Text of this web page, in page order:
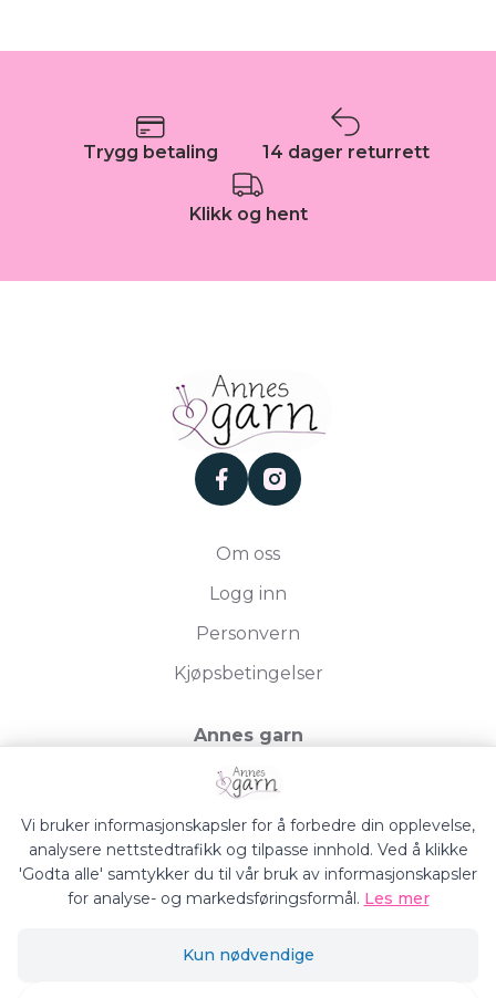
Trygg betaling 14 dager returrett
Klikk og hent
facebookinstagram
Om oss
Logg inn
Personvern
Kjøpsbetingelser
Annes garn
Storgata 19, 2750 Gran
Org.nr. 994050613
Vi bruker informasjonskapsler for å forbedre din opplevelse,
analysere nettstedtrafikk og tilpasse innhold. Ved å klikke
'Godta alle' samtykker du til vår bruk av informasjonskapsler
for analyse- og markedsføringsformål. Les mer
Kun nødvendige